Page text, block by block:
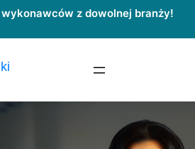
z dowolnej branży!